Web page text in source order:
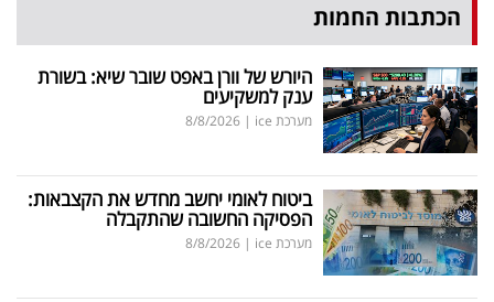
הכתבות החמות
היורש של וורן באפט שובר שיא: בשורת
ענק למשקיעים
מערכת ice |
8/8/2026
ביטוח לאומי יחשב מחדש את הקצבאות:
הפסיקה החשובה שהתקבלה
מערכת ice |
8/8/2026